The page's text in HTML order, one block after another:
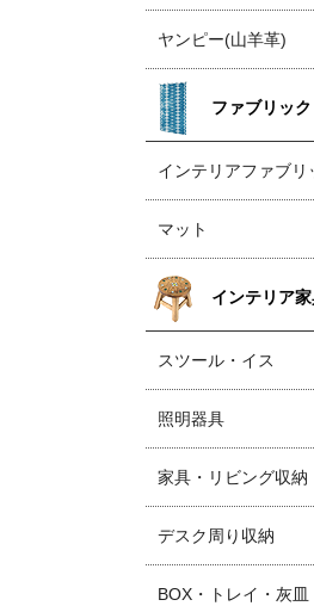
ヤンピー(山羊革)
ファブリック
インテリアファブリ
マット
インテリア
スツール・イス
照明器具
家具・リビング収納
デスク周り収納
BOX・トレイ・灰皿